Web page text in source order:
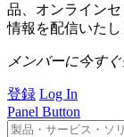
品、オンライン
情報を配信いたし
メンバーに今すぐ
登録 Log In
Panel Button